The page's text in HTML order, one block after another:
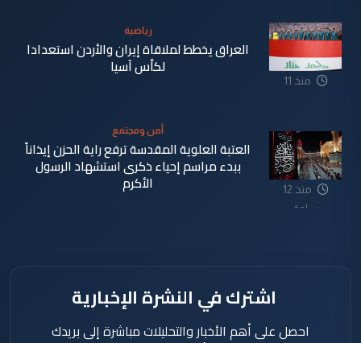
منذ 11
رياضية
العراق يخطط لملاقاة إيران والأردن استعدادا
لكأس آسيا
منذ 12
ساعة
أمن ومجتمع
العتبة العلوية المقدسة ترفع راية الحزن إيذاناً
ببدء مراسم إحياء ذكرى استشهاد الرسول
الأكرم
اشترك في النشرة الإخبارية
احصل على أهم الأخبار والتحليلات مباشرة إلى بريدك